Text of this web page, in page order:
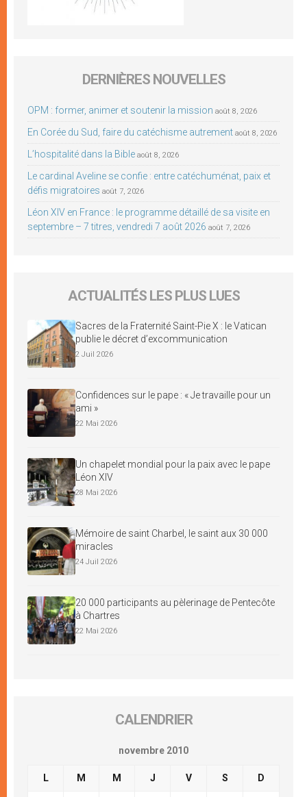
DERNIÈRES NOUVELLES
OPM : former, animer et soutenir la mission août 8, 2026
En Corée du Sud, faire du catéchisme autrement août 8, 2026
L’hospitalité dans la Bible août 8, 2026
Le cardinal Aveline se confie : entre catéchuménat, paix et
défis migratoires août 7, 2026
Léon XIV en France : le programme détaillé de sa visite en
septembre – 7 titres, vendredi 7 août 2026 août 7, 2026
ACTUALITÉS LES PLUS LUES
Sacres de la Fraternité Saint-Pie X : le Vatican
publie le décret d’excommunication
2 Juil 2026
Confidences sur le pape : « Je travaille pour un
ami »
22 Mai 2026
Un chapelet mondial pour la paix avec le pape
Léon XIV
28 Mai 2026
Mémoire de saint Charbel, le saint aux 30 000
miracles
24 Juil 2026
20 000 participants au pèlerinage de Pentecôte
à Chartres
22 Mai 2026
CALENDRIER
novembre 2010
L M M J V S D